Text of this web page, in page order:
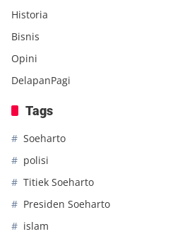
Historia
Bisnis
Opini
DelapanPagi
Tags
Soeharto
polisi
Titiek Soeharto
Presiden Soeharto
islam